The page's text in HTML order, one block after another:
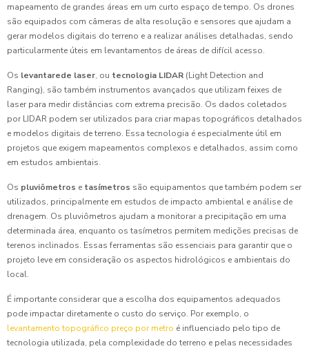
mapeamento de grandes áreas em um curto espaço de tempo. Os drones
são equipados com câmeras de alta resolução e sensores que ajudam a
gerar modelos digitais do terreno e a realizar análises detalhadas, sendo
particularmente úteis em levantamentos de áreas de difícil acesso.
Os levantarede laser, ou tecnologia LIDAR (Light Detection and
Ranging), são também instrumentos avançados que utilizam feixes de
laser para medir distâncias com extrema precisão. Os dados coletados
por LIDAR podem ser utilizados para criar mapas topográficos detalhados
e modelos digitais de terreno. Essa tecnologia é especialmente útil em
projetos que exigem mapeamentos complexos e detalhados, assim como
em estudos ambientais.
Os pluviômetros e tasímetros são equipamentos que também podem ser
utilizados, principalmente em estudos de impacto ambiental e análise de
drenagem. Os pluviômetros ajudam a monitorar a precipitação em uma
determinada área, enquanto os tasímetros permitem medições precisas de
terenos inclinados. Essas ferramentas são essenciais para garantir que o
projeto leve em consideração os aspectos hidrológicos e ambientais do
local.
É importante considerar que a escolha dos equipamentos adequados
pode impactar diretamente o custo do serviço. Por exemplo, o
levantamento topográfico preço por metro é influenciado pelo tipo de
tecnologia utilizada, pela complexidade do terreno e pelas necessidades